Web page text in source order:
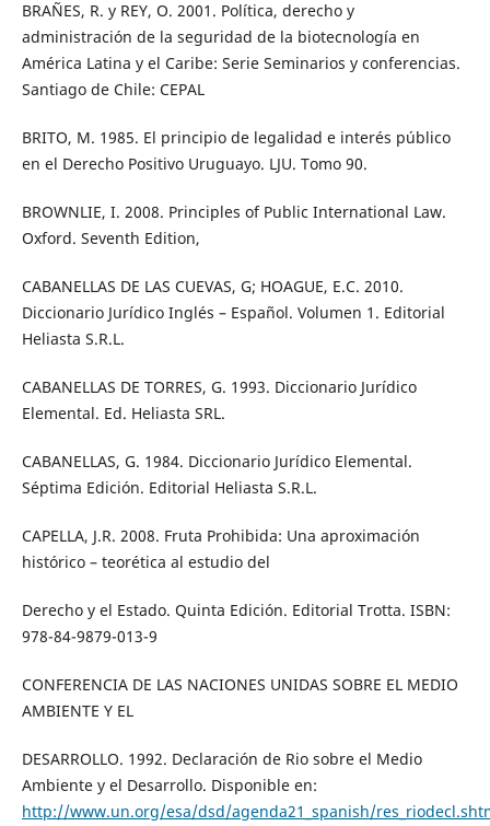
BRAÑES, R. y REY, O. 2001. Política, derecho y
administración de la seguridad de la biotecnología en
América Latina y el Caribe: Serie Seminarios y conferencias.
Santiago de Chile: CEPAL
BRITO, M. 1985. El principio de legalidad e interés público
en el Derecho Positivo Uruguayo. LJU. Tomo 90.
BROWNLIE, I. 2008. Principles of Public International Law.
Oxford. Seventh Edition,
CABANELLAS DE LAS CUEVAS, G; HOAGUE, E.C. 2010.
Diccionario Jurídico Inglés – Español. Volumen 1. Editorial
Heliasta S.R.L.
CABANELLAS DE TORRES, G. 1993. Diccionario Jurídico
Elemental. Ed. Heliasta SRL.
CABANELLAS, G. 1984. Diccionario Jurídico Elemental.
Séptima Edición. Editorial Heliasta S.R.L.
CAPELLA, J.R. 2008. Fruta Prohibida: Una aproximación
histórico – teorética al estudio del
Derecho y el Estado. Quinta Edición. Editorial Trotta. ISBN:
978-84-9879-013-9
CONFERENCIA DE LAS NACIONES UNIDAS SOBRE EL MEDIO
AMBIENTE Y EL
DESARROLLO. 1992. Declaración de Rio sobre el Medio
Ambiente y el Desarrollo. Disponible en:
http://www.un.org/esa/dsd/agenda21_spanish/